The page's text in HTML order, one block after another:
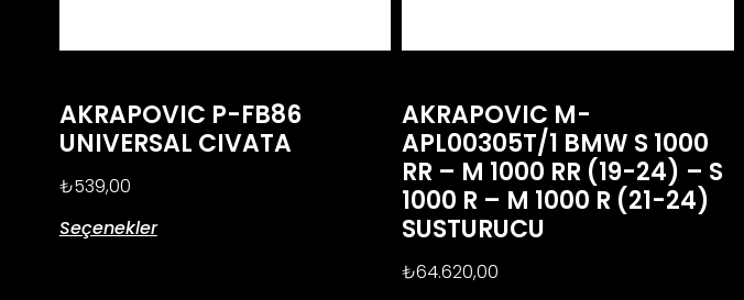
AKRAPOVIC P-FB86
UNIVERSAL CIVATA
₺539,00
Seçenekler
AKRAPOVIC M-
APL00305T/1 BMW S 1000
RR – M 1000 RR (19-24) – S
1000 R – M 1000 R (21-24)
SUSTURUCU
₺64.620,00